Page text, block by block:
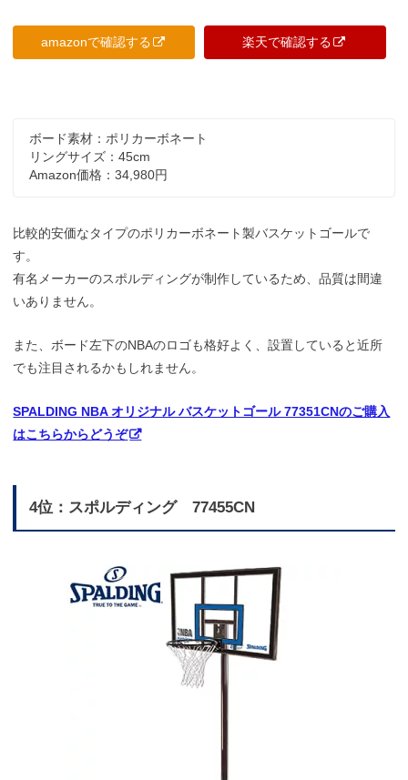
amazonで確認する 楽天で確認する
ボード素材：ポリカーボネート
リングサイズ：45cm
Amazon価格：34,980円
比較的安価なタイプのポリカーボネート製バスケットゴールで
す。
有名メーカーのスポルディングが制作しているため、品質は間違
いありません。
また、ボード左下のNBAのロゴも格好よく、設置していると近所
でも注目されるかもしれません。
SPALDING NBA オリジナル バスケットゴール 77351CNのご購入
はこちらからどうぞ
4位：スポルディング 77455CN